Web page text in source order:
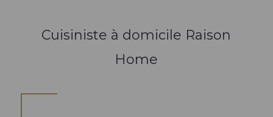
Cuisiniste à domicile Raison
Home